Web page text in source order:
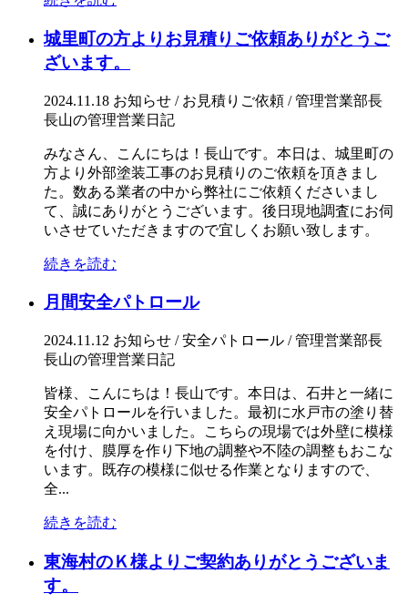
城里町の方よりお見積りご依頼ありがとうご
ざいます。
2024.11.18 お知らせ / お見積りご依頼 / 管理営業部長
長山の管理営業日記
みなさん、こんにちは！長山です。本日は、城里町の
方より外部塗装工事のお見積りのご依頼を頂きまし
た。数ある業者の中から弊社にご依頼くださいまし
て、誠にありがとうございます。後日現地調査にお伺
いさせていただきますので宜しくお願い致します。
続きを読む
月間安全パトロール
2024.11.12 お知らせ / 安全パトロール / 管理営業部長
長山の管理営業日記
皆様、こんにちは！長山です。本日は、石井と一緒に
安全パトロールを行いました。最初に水戸市の塗り替
え現場に向かいました。こちらの現場では外壁に模様
を付け、膜厚を作り下地の調整や不陸の調整もおこな
います。既存の模様に似せる作業となりますので、
全...
続きを読む
東海村のＫ様よりご契約ありがとうございま
す。